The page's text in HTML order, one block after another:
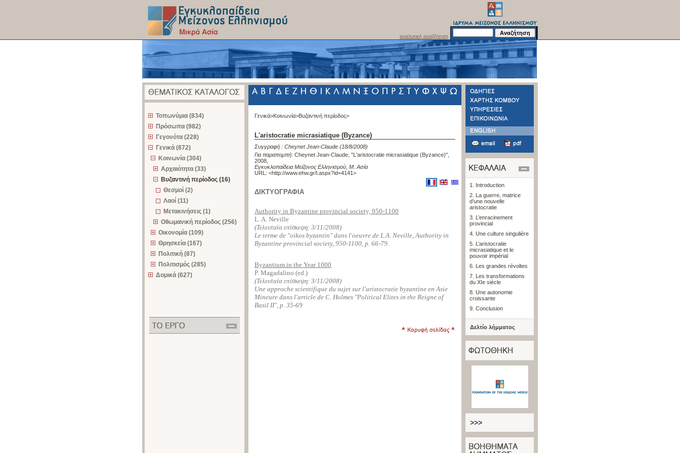
αναλυτική αναζήτηση
Τοπωνύμια (834)
Πρόσωπα (982)
Γεγονότα (228)
Γενικά (872)
Κοινωνία (304)
Αρχαιότητα (33)
Βυζαντινή περίοδος (16)
Θεσμοί (2)
Λαοί (11)
Μετακινήσεις (1)
Οθωμανική περίοδος (256)
Οικονομία (109)
Θρησκεία (167)
Πολιτική (87)
Πολιτισμός (285)
Δομικά (627)
Γενικά>Κοινωνία>Βυζαντινή περίοδος>
L'aristocratie micrasiatique (Byzance)
Συγγραφή : Cheynet Jean-Claude (18/8/2008)
Για παραπομπή: Cheynet Jean-Claude, "L'aristocratie micrasiatique (Byzance)",
2008
Εγκυκλοπαίδεια Μείζονος Ελληνισμού, Μ. Ασία
URL: <http://www.ehw.gr/l.aspx?id=4141>
ΔΙΚΤΥΟΓΡΑΦΙΑ
Authority in Byzantine provincial society, 950-1100
L. A. Neville
(Τελευταία επίσκεψη: 3/11/2008)
Le terme de "oikos byzantin" dans l'oeuvre de L.A. Neville, Authority in
Byzantine provincial society, 950-1100, p. 66-79.
Byzantium in the Year 1000
P. Magadalino (ed.)
(Τελευταία επίσκεψη: 3/11/2008)
Une approche scientifique du sujet sur l'aristocratie byzantine en Asie
Mineure dans l'article de C. Holmes "Political Elites in the Reigne of
Basil II", p. 35-69
1. Introduction
2. La guerre, matrice
d’une nouvelle
aristocratie
3. L’enracinement
provincial
4. Une culture singulière
5. L’aristocratie
micrasiatique et le
pouvoir impérial
6. Les grandes révoltes
7. Les transformations
du XIe siècle
8. Une autonomie
croissante
9. Conclusion
Δελτίο λήμματος
>>>